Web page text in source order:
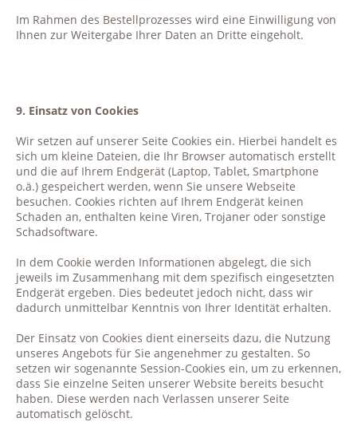
Im Rahmen des Bestellprozesses wird eine Einwilligung von
Ihnen zur Weitergabe Ihrer Daten an Dritte eingeholt.
9. Einsatz von Cookies
Wir setzen auf unserer Seite Cookies ein. Hierbei handelt es
sich um kleine Dateien, die Ihr Browser automatisch erstellt
und die auf Ihrem Endgerät (Laptop, Tablet, Smartphone
o.ä.) gespeichert werden, wenn Sie unsere Webseite
besuchen. Cookies richten auf Ihrem Endgerät keinen
Schaden an, enthalten keine Viren, Trojaner oder sonstige
Schadsoftware.
In dem Cookie werden Informationen abgelegt, die sich
jeweils im Zusammenhang mit dem spezifisch eingesetzten
Endgerät ergeben. Dies bedeutet jedoch nicht, dass wir
dadurch unmittelbar Kenntnis von Ihrer Identität erhalten.
Der Einsatz von Cookies dient einerseits dazu, die Nutzung
unseres Angebots für Sie angenehmer zu gestalten. So
setzen wir sogenannte Session-Cookies ein, um zu erkennen,
dass Sie einzelne Seiten unserer Website bereits besucht
haben. Diese werden nach Verlassen unserer Seite
automatisch gelöscht.